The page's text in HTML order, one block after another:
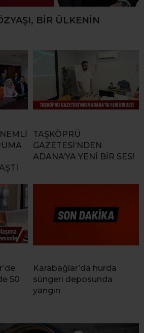
BİR ÜLKENİN
TAŞKÖPRÜ
GAZETESİ’NDEN
ADANA’YA YENİ BİR SES!
50
Karabağlar’da hurda
süngeri deposunda
yangın